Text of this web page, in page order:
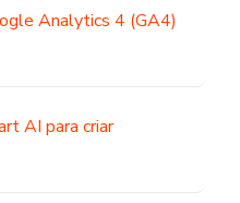
Analytics 4 (GA4)
AI para criar